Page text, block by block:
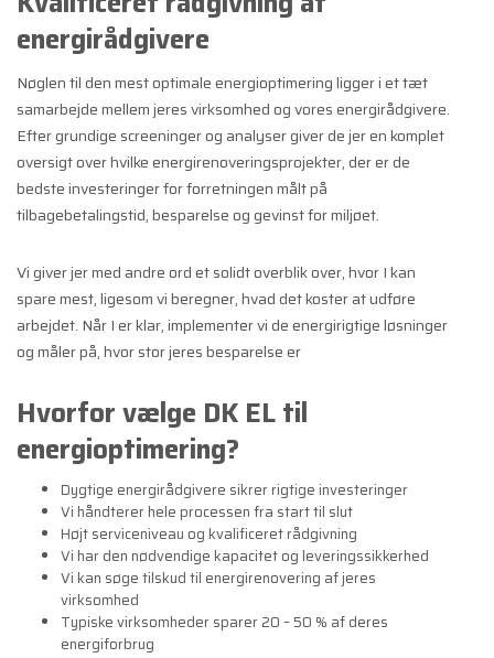
energirådgivere
Nøglen til den mest optimale energioptimering ligger i et tæt
samarbejde mellem jeres virksomhed og vores energirådgivere.
Efter grundige screeninger og analyser giver de jer en komplet
oversigt over hvilke energirenoveringsprojekter, der er de
bedste investeringer for forretningen målt på
tilbagebetalingstid, besparelse og gevinst for miljøet.
Vi giver jer med andre ord et solidt overblik over, hvor I kan
spare mest, ligesom vi beregner, hvad det koster at udføre
arbejdet. Når I er klar, implementer vi de energirigtige løsninger
og måler på, hvor stor jeres besparelse er
Hvorfor vælge DK EL til
energioptimering?
Dygtige energirådgivere sikrer rigtige investeringer
Vi håndterer hele processen fra start til slut
Højt serviceniveau og kvalificeret rådgivning
Vi har den nødvendige kapacitet og leveringssikkerhed
Vi kan søge tilskud til energirenovering af jeres
virksomhed
Typiske virksomheder sparer 20 – 50 % af deres
energiforbrug